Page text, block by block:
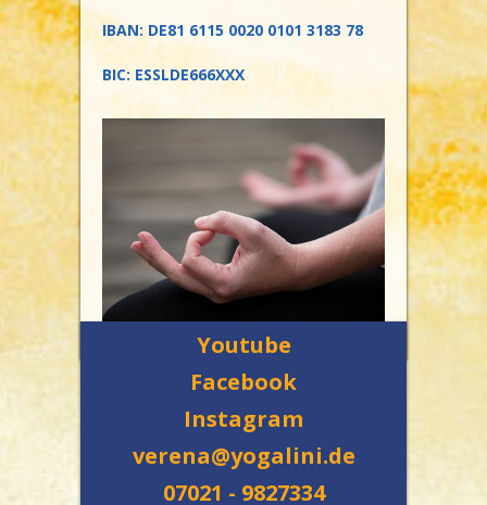
IBAN: DE81 6115 0020 0101 3183 78
BIC: ESSLDE666XXX
Youtube
Facebook
Instagram
verena@yogalini.de
07021 - 9827334